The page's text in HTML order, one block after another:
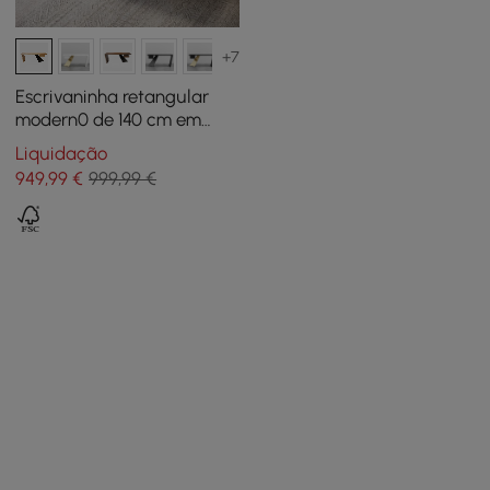
+7
Escrivaninha retangular
modern0 de 140 cm em
madeira de borracha com
gaveta natural
Liquidação
949,99 € 999,99 €